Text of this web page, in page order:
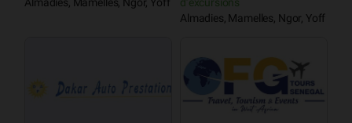
Almadies, Mamelles, Ngor, Yoff